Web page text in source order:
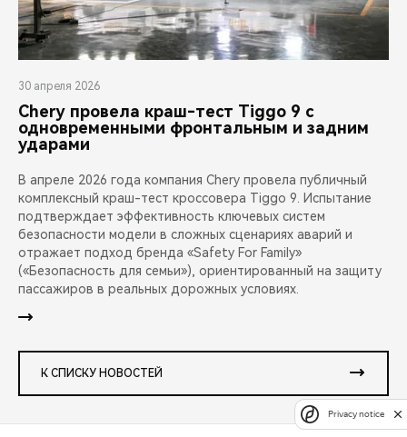
30 апреля 2026
Chery провела краш-тест Tiggo 9 с
одновременными фронтальным и задним
ударами
В апреле 2026 года компания Chery провела публичный
комплексный краш-тест кроссовера Tiggo 9. Испытание
подтверждает эффективность ключевых систем
безопасности модели в сложных сценариях аварий и
отражает подход бренда «Safety For Family»
(«Безопасность для семьи»), ориентированный на защиту
пассажиров в реальных дорожных условиях.
К СПИСКУ НОВОСТЕЙ
Privacy notice